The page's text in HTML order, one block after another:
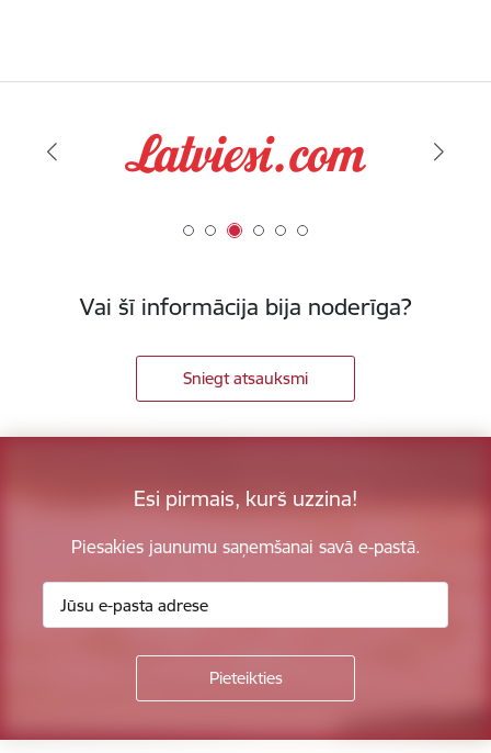
Vai šī informācija bija noderīga?
Sniegt atsauksmi
Esi pirmais, kurš uzzina!
Piesakies jaunumu saņemšanai savā e-pastā.